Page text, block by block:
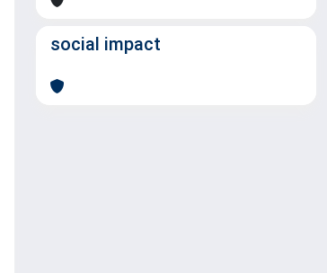
social impact